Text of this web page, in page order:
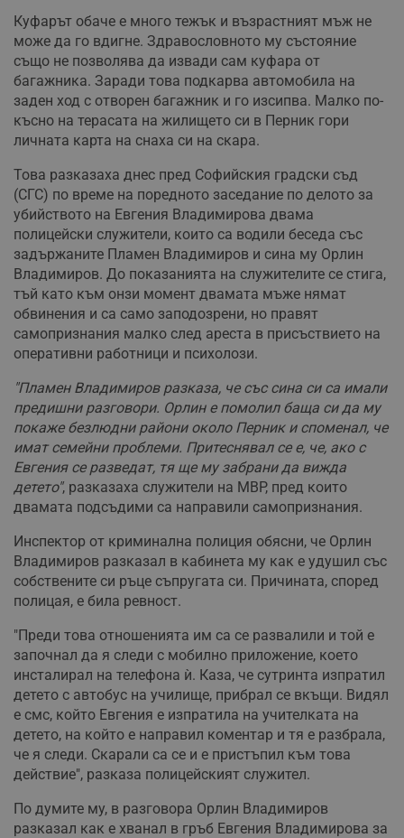
Куфарът обаче е много тежък и възрастният мъж не
може да го вдигне. Здравословното му състояние
също не позволява да извади сам куфара от
багажника. Заради това подкарва автомобила на
заден ход с отворен багажник и го изсипва. Малко по-
късно на терасата на жилището си в Перник гори
личната карта на снаха си на скара.
Това разказаха днес пред Софийския градски съд
(СГС) по време на поредното заседание по делото за
убийството на Евгения Владимирова двама
полицейски служители, които са водили беседа със
задържаните Пламен Владимиров и сина му Орлин
Владимиров. До показанията на служителите се стига,
тъй като към онзи момент двамата мъже нямат
обвинения и са само заподозрени, но правят
самопризнания малко след ареста в присъствието на
оперативни работници и психолози.
"Пламен Владимиров разказа, че със сина си са имали
предишни разговори. Орлин е помолил баща си да му
покаже безлюдни райони около Перник и споменал, че
имат семейни проблеми. Притеснявал се е, че, ако с
Евгения се разведат, тя ще му забрани да вижда
детето", разказаха служители на МВР, пред които
двамата подсъдими са направили самопризнания.
Инспектор от криминална полиция обясни, че Орлин
Владимиров разказал в кабинета му как е удушил със
собствените си ръце съпругата си. Причината, според
полицая, е била ревност.
"Преди това отношенията им са се развалили и той е
започнал да я следи с мобилно приложение, което
инсталирал на телефона ѝ. Каза, че сутринта изпратил
детето с автобус на училище, прибрал се вкъщи. Видял
е смс, който Евгения е изпратила на учителката на
детето, на който е направил коментар и тя е разбрала,
че я следи. Скарали са се и е пристъпил към това
действие", разказа полицейският служител.
По думите му, в разговора Орлин Владимиров
разказал как е хванал в гръб Евгения Владимирова за